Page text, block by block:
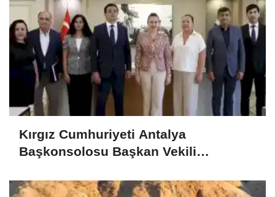
Kırgız Cumhuriyeti Antalya
Başkonsolosu Başkan Vekili